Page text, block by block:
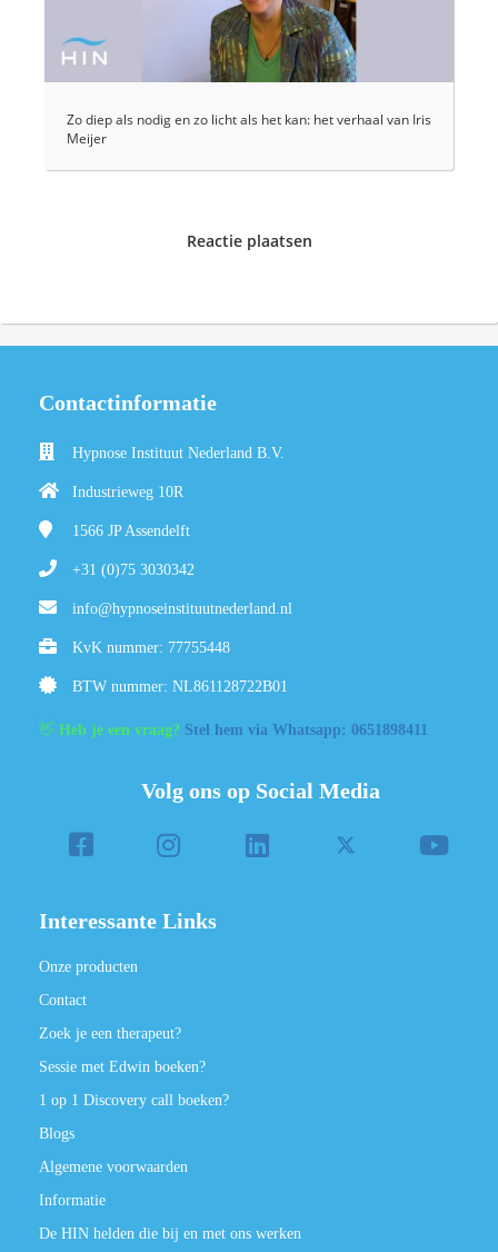
Zo diep als nodig en zo licht als het kan: het verhaal van Iris
Meijer
Reactie plaatsen
Contactinformatie
Hypnose Instituut Nederland B.V.
Industrieweg 10R
1566 JPAssendelft
+31 (0)75 3030342
info@hypnoseinstituutnederland.nl
KvK nummer: 77755448
BTW nummer: NL861128722B01
👋 Heb je een vraag? Stel hem via Whatsapp: 0651898411
Volg ons op Social Media
Interessante Links
Onze producten
Contact
Zoek je een therapeut?
Sessie met Edwin boeken?
1 op 1 Discovery call boeken?
Blogs
Algemene voorwaarden
Informatie
De HIN helden die bij en met ons werken